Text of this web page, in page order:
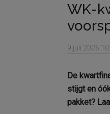
WK-
9 juli 2026
De
stijgt en
pakket?